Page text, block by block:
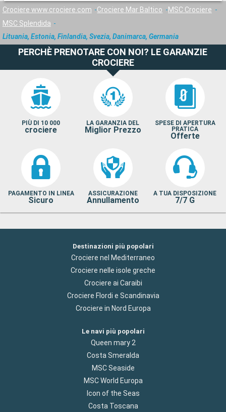
Crociere www.crociere.com Crociere Mar Baltico
MSC Crociere
MSC Splendida
Lituania, Estonia, Finlandia, Svezia, Danimarca, Germania
PERCHÈ PRENOTARE CON NOI? LE GARANZIE
CROCIERE
PIÙ DI 10 000
crociere
LA GARANZIA DEL
Miglior Prezzo
SPESE DI APERTURA
PRATICA
Offerte
PAGAMENTO IN LINEA
Sicuro
ASSICURAZIONE
Annullamento
A TUA DISPOSIZIONE
7/7 G
Destinazioni più popolari
Crociere nel Mediterraneo
Crociere nelle isole greche
Crociere ai Caraibi
Crociere Flordi e Scandinavia
Crociere in Nord Europa
Le navi più popolari
Queen mary 2
Costa Smeralda
MSC Seaside
MSC World Europa
Icon of the Seas
Costa Toscana